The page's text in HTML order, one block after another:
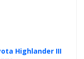
Highlander III